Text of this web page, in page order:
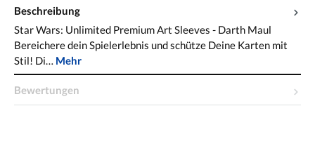
Beschreibung
Star Wars: Unlimited Premium Art Sleeves - Darth Maul
Bereichere dein Spielerlebnis und schütze Deine Karten mit
Stil! Di… Mehr
Bewertungen